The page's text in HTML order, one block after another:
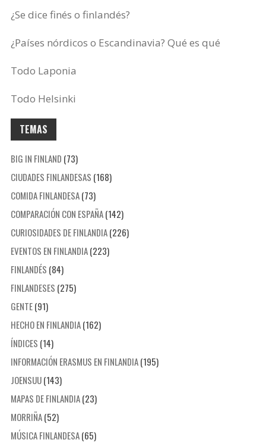
¿Se dice finés o finlandés?
¿Países nórdicos o Escandinavia? Qué es qué
Todo Laponia
Todo Helsinki
TEMAS
BIG IN FINLAND (73)
CIUDADES FINLANDESAS (168)
COMIDA FINLANDESA(73)
COMPARACIÓN CON ESPAÑA(142)
CURIOSIDADES DE FINLANDIA(226)
EVENTOS EN FINLANDIA(223)
FINLANDÉS (84)
FINLANDESES (275)
GENTE(91)
HECHO EN FINLANDIA(162)
ÍNDICES (14)
INFORMACIÓN ERASMUS EN FINLANDIA(195)
JOENSUU(143)
MAPAS DE FINLANDIA(23)
MORRIÑA(52)
MÚSICA FINLANDESA(65)